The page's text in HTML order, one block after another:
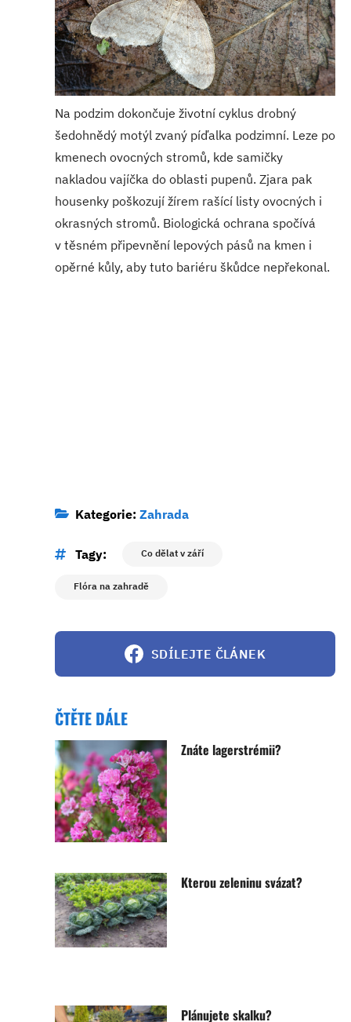
Na podzim dokončuje životní cyklus drobný
šedohnědý motýl zvaný píďalka podzimní. Leze po
kmenech ovocných stromů, kde samičky
nakladou vajíčka do oblasti pupenů. Zjara pak
housenky poškozují žírem rašící listy ovocných i
okrasných stromů. Biologická ochrana spočívá
v těsném připevnění lepových pásů na kmen i
opěrné kůly, aby tuto bariéru škůdce nepřekonal.
Kategorie: Zahrada
Tagy: Co dělat v září
Flóra na zahradě
SDÍLEJTE ČLÁNEK
ČTĚTE DÁLE
Znáte lagerstrémii?
Kterou zeleninu svázat?
Plánujete skalku?